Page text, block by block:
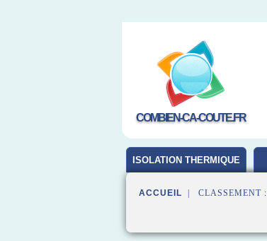
COMBIEN-CA-COUTE.FR
ISOLATION THERMIQUE
ACCUEIL | CLASSEMENT :